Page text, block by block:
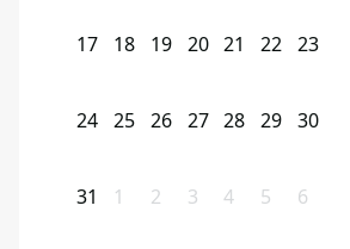
17 18 19 20 21 22 23
24 25 26 27 28 29 30
31 1 2 3 4 5 6